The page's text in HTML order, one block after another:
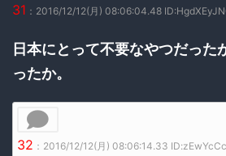
31 ：2016/12/12(月) 08:06:04.48
日本にとって不要なやつだった
ったか。
32 ：2016/12/12(月) 08:06:14.33